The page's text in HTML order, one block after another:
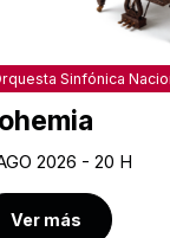
Sinfónica
2026 - 20 H
Ver más